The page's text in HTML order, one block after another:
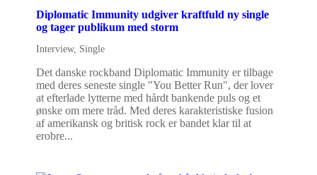
Diplomatic Immunity udgiver kraftfuld ny single
og tager publikum med storm
Interview, Single
Det danske rockband Diplomatic Immunity er tilbage
med deres seneste single "You Better Run", der lover
at efterlade lytterne med hårdt bankende puls og et
ønske om mere tråd. Med deres karakteristiske fusion
af amerikansk og britisk rock er bandet klar til at
erobre...